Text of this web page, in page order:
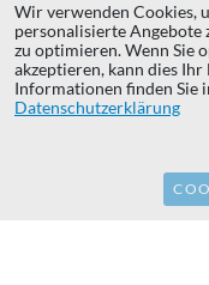
Copyright © 2014 -
| All logos and
owners.
Wir verwenden Cookies,
personalisierte
zu optimieren. Wenn Sie
akzeptieren, kann dies
Informationen finden Sie
Datenschutzerklärung